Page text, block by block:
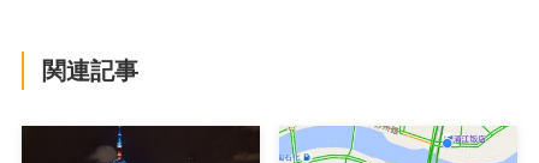
関連記事